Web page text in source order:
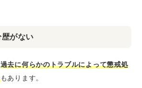
がない
過去に何らかのトラブルによって懲戒処
もあります。